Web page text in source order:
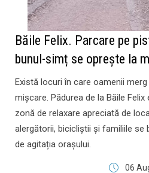
Băile Felix. Parcare pe
bunul-simț se oprește la
Există locuri în care oamenii
mișcare. Pădurea de la Băile Felix
zonă de relaxare apreciată de
alergătorii, bicicliștii și familiile se
de agitația orașului.
06